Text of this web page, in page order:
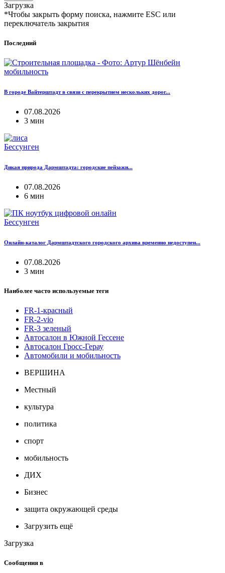
Загрузка
*Чтобы закрыть форму поиска, нажмите ESC или
переключатель закрытия
Последний
мобильность
В городе Вайтерштадт в связи с перекрытием нескольких дорог...
07.08.2026
3 мин
Бессунген
Дикая природа Дармштадта: городские пейзажи...
07.08.2026
6 мин
Бессунген
Онлайн-каталог Дармштадтского городского архива временно недоступен...
07.08.2026
3 мин
Наиболее часто используемые теги
FR-1-красный
FR-2-vio
FR-3 зеленый
Автосалон в Южной Гессене
Автосалон Гросс-Герау
Автомобили и мобильность
ВЕРШИНА
Местный
культура
политика
спорт
мобильность
ДИХ
Бизнес
защита окружающей среды
Загрузить ещё
Загрузка
Сообщения в